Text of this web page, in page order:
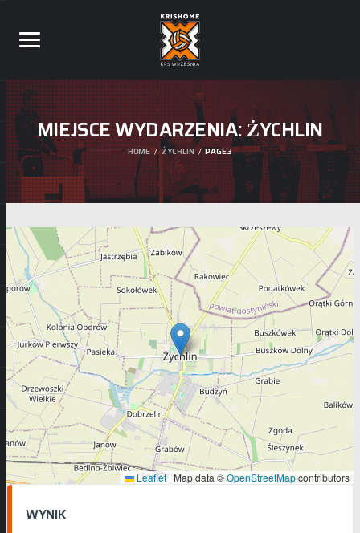
MIEJSCE WYDARZENIA:ŻYCHLIN
HOME ŻYCHLIN PAGE 3
Leaflet | Map data ©OpenStreetMapcontributors
WYNIK